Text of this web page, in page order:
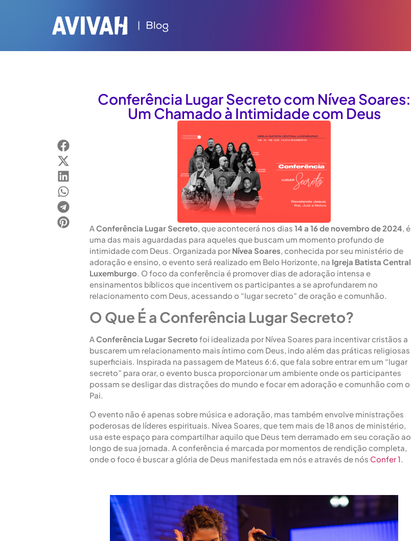
Conferência Lugar Secreto com Nívea Soares:
Um Chamado à Intimidade com Deus
AConferência Lugar Secreto, que acontecerá nos dias 14 a 16 de novembro de 2024, é
uma das mais aguardadas para aqueles que buscam um momento profundo de
intimidade com Deus. Organizada por Nívea Soares, conhecida por seu ministério de
adoração e ensino, o evento será realizado em Belo Horizonte, na Igreja Batista Central
Luxemburgo. O foco da conferência é promover dias de adoração intensa e
ensinamentos bíblicos que incentivem os participantes a se aprofundarem no
relacionamento com Deus, acessando o “lugar secreto” de oração e comunhão.
O Que É a Conferência Lugar Secreto?
AConferência Lugar Secreto foi idealizada por Nívea Soares para incentivar cristãos a
buscarem um relacionamento mais íntimo com Deus, indo além das práticas religiosas
superficiais. Inspirada na passagem de Mateus 6:6, que fala sobre entrar em um “lugar
secreto” para orar, o evento busca proporcionar um ambiente onde os participantes
possam se desligar das distrações do mundo e focar em adoração e comunhão com o
Pai.
O evento não é apenas sobre música e adoração, mas também envolve ministrações
poderosas de líderes espirituais. Nívea Soares, que tem mais de 18 anos de ministério,
usa este espaço para compartilhar aquilo que Deus tem derramado em seu coração ao
longo de sua jornada. A conferência é marcada por momentos de rendição completa,
onde o foco é buscar a glória de Deus manifestada em nós e através de nós​ Confer 1